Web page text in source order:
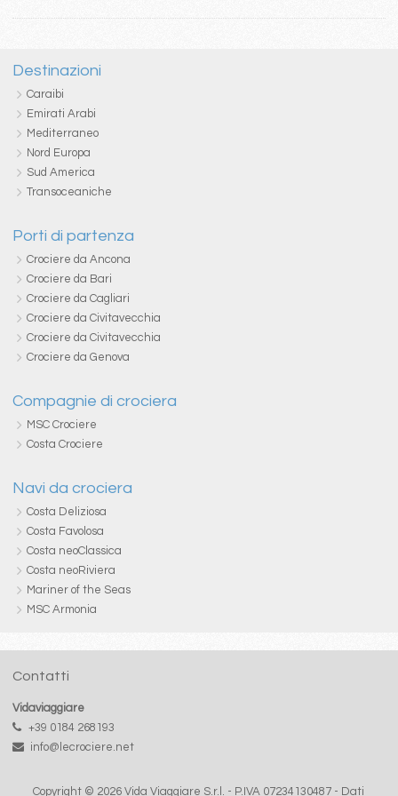
Destinazioni
Caraibi
Emirati Arabi
Mediterraneo
Nord Europa
Sud America
Transoceaniche
Porti di partenza
Crociere da Ancona
Crociere da Bari
Crociere da Cagliari
Crociere da Civitavecchia
Crociere da Civitavecchia
Crociere da Genova
Compagnie di crociera
MSC Crociere
Costa Crociere
Navi da crociera
Costa Deliziosa
Costa Favolosa
Costa neoClassica
Costa neoRiviera
Mariner of the Seas
MSC Armonia
Contatti
Vidaviaggiare
+39 0184 268193
info@lecrociere.net
Copyright © 2026 Vida Viaggiare S.r.l. - P.IVA 07234130487 - Dati